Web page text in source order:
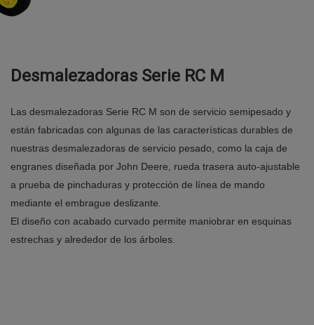
Desmalezadoras Serie RC M
Las desmalezadoras Serie RC M son de servicio semipesado y
están fabricadas con algunas de las características durables de
nuestras desmalezadoras de servicio pesado, como la caja de
engranes diseñada por John Deere, rueda trasera auto-ajustable
a prueba de pinchaduras y protección de línea de mando
mediante el embrague deslizante.
El diseño con acabado curvado permite maniobrar en esquinas
estrechas y alrededor de los árboles.